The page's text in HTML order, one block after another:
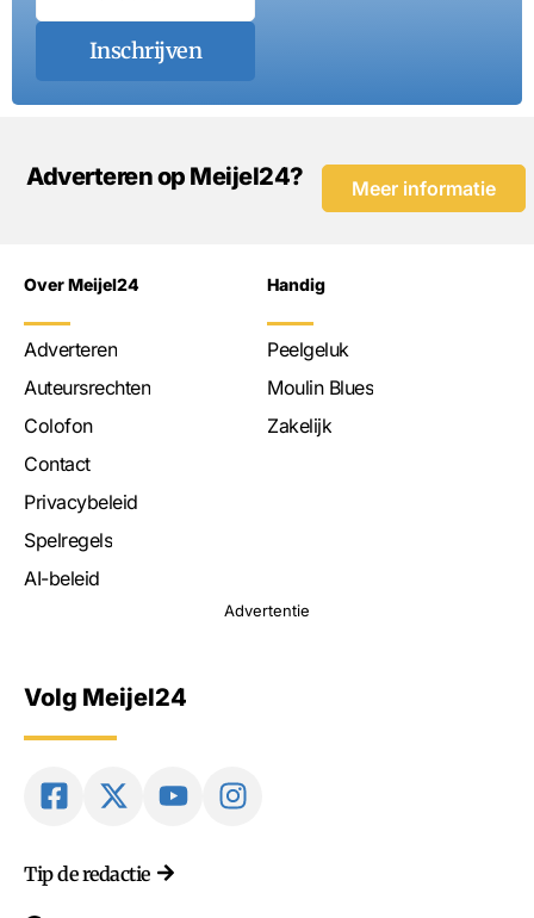
Inschrijven
Adverteren op Meijel24? Meer informatie
Over Meijel24
Adverteren
Auteursrechten
Colofon
Contact
Privacybeleid
Spelregels
AI-beleid
Handig
Peelgeluk
Moulin Blues
Zakelijk
Advertentie
Volg Meijel24
Tip de redactie